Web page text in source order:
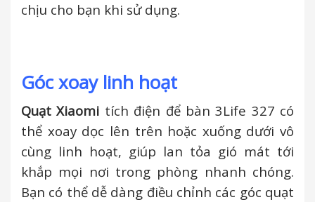
chịu cho bạn khi sử dụng.
Góc xoay linh hoạt
Quạt Xiaomi tích điện để bàn 3Life 327 có
thể xoay dọc lên trên hoặc xuống dưới vô
cùng linh hoạt, giúp lan tỏa gió mát tới
khắp mọi nơi trong phòng nhanh chóng.
Bạn có thể dễ dàng điều chỉnh các góc quạt